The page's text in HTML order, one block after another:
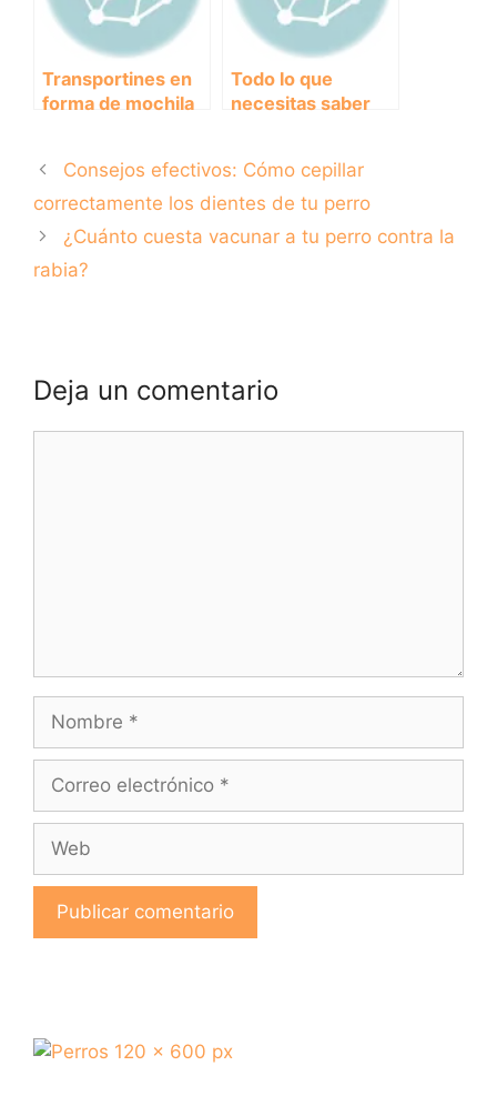
Transportines en
forma de mochila
mascota en tus
manos
Todo lo que
necesitas saber
pentavalente para
perros
Consejos efectivos: Cómo cepillar
correctamente los dientes de tu perro
¿Cuánto cuesta vacunar a tu perro contra la
rabia?
Deja un comentario